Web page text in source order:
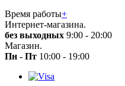
Время работы+
Интернет-магазина.
без выходных 9:00 - 20:00
Магазин.
Пн - Пт 10:00 - 19:00